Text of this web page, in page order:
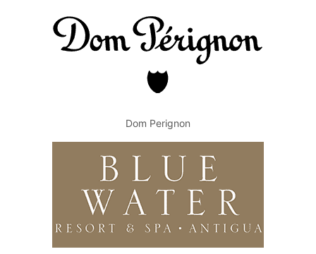
Dom Perignon